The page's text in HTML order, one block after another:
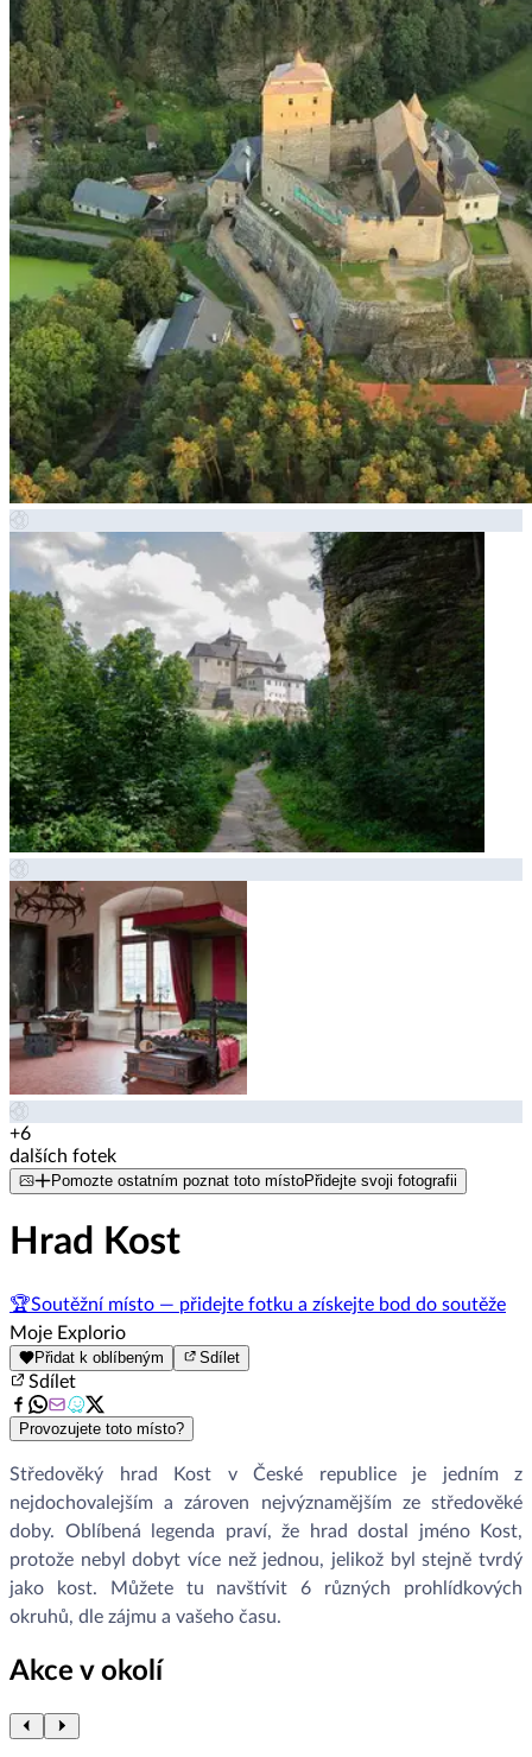
+6
dalších fotek
Pomozte ostatním poznat toto místoPřidejte svoji fotografii
Hrad Kost
🏆Soutěžní místo — přidejte fotku a získejte bod do soutěže
Moje Explorio
Přidat k oblíbeným Sdílet
Sdílet
Provozujete toto místo?
Středověký hrad Kost v České republice je jedním z
nejdochovalejším a zároven nejvýznamějším ze středověké
doby. Oblíbená legenda praví, že hrad dostal jméno Kost,
protože nebyl dobyt více než jednou, jelikož byl stejně tvrdý
jako kost. Můžete tu navštívit 6 různých prohlídkových
okruhů, dle zájmu a vašeho času.
Akce v okolí